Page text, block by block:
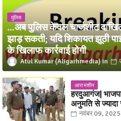
पुलिस
...अब पुलिस केवल चार्जशीट
झाड़ सकती; यदि शिकायत झूठी
के खिलाफ कार्रवाई होगी
Atul Kumar (Aligarhmedia)
आरा मशीन
हरदुआगंज|
अनुमति से ज्यादा
नवंबर 09, 2025